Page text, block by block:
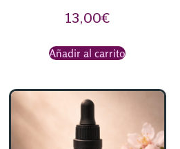
13,00€
Añadir al carrito